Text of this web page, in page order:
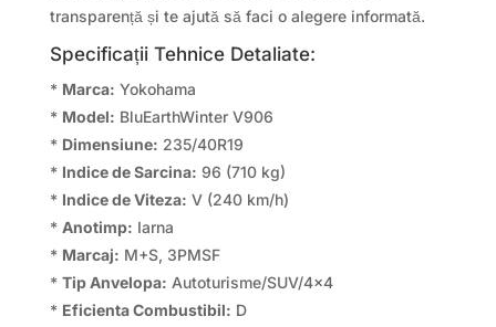
transparență și te ajută să faci o alegere informată.
Specificații Tehnice Detaliate:
* Marca: Yokohama
* Model: BluEarthWinter V906
* Dimensiune: 235/40R19
* Indice de Sarcina: 96 (710 kg)
* Indice de Viteza: V (240 km/h)
* Anotimp: Iarna
* Marcaj: M+S, 3PMSF
* Tip Anvelopa: Autoturisme/SUV/4×4
* Eficienta Combustibil: D